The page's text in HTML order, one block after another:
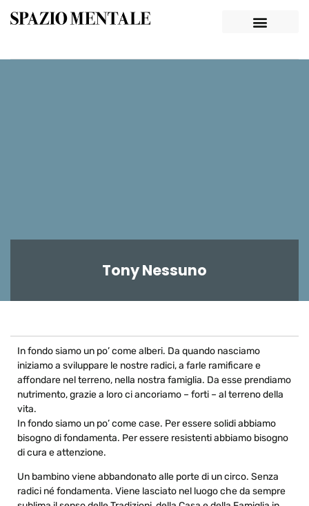
Tony Nessuno
In fondo siamo un po’ come alberi. Da quando nasciamo
iniziamo a sviluppare le nostre radici, a farle ramificare e
affondare nel terreno, nella nostra famiglia. Da esse prendiamo
nutrimento, grazie a loro ci ancoriamo – forti – al terreno della
vita.
In fondo siamo un po’ come case. Per essere solidi abbiamo
bisogno di fondamenta. Per essere resistenti abbiamo bisogno
di cura e attenzione.
Un bambino viene abbandonato alle porte di un circo. Senza
radici né fondamenta. Viene lasciato nel luogo che da sempre